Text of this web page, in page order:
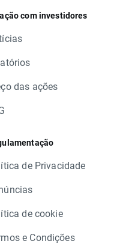
com investidores
das ações
de Privacidade
de cookie
e Condições